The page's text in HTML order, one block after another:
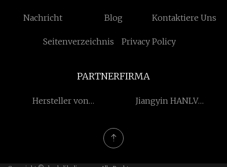
Nachricht Blog Kontaktiere Uns
Seitenverzeichnis Privacy Policy
PARTNERFIRMA
Hersteller von
Jiangyin HANLV